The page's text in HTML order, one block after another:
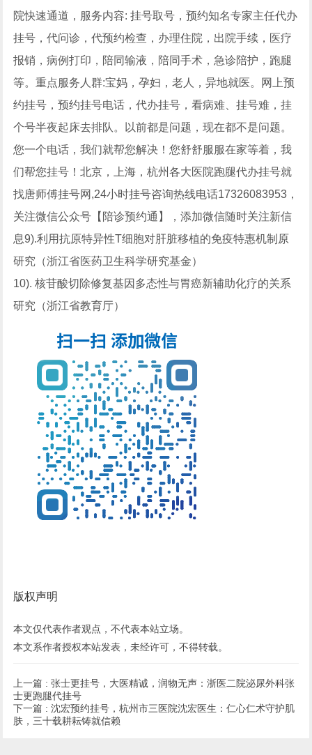
院快速通道，服务内容: 挂号取号，预约知名专家主任代办
挂号，代问诊，代预约检查，办理住院，出院手续，医疗
报销，病例打印，陪同输液，陪同手术，急诊陪护，跑腿
等。重点服务人群:宝妈，孕妇，老人，异地就医。网上预
约挂号，预约挂号电话，代办挂号，看病难、挂号难，挂
个号半夜起床去排队。以前都是问题，现在都不是问题。
您一个电话，我们就帮您解决！您舒舒服服在家等着，我
们帮您挂号！北京，上海，杭州各大医院跑腿代办挂号就
找唐师傅挂号网,24小时挂号咨询热线电话17326083953，
关注微信公众号【陪诊预约通】，添加微信随时关注新信
息9).利用抗原特异性T细胞对肝脏移植的免疫特惠机制原
研究（浙江省医药卫生科学研究基金）
10). 核苷酸切除修复基因多态性与胃癌新辅助化疗的关系
研究（浙江省教育厅）
版权声明
本文仅代表作者观点，不代表本站立场。
本文系作者授权本站发表，未经许可，不得转载。
上一篇 : 张士更挂号，大医精诚，润物无声：浙医二院泌尿外科张
士更跑腿代挂号
下一篇 : 沈宏预约挂号，杭州市三医院沈宏医生：仁心仁术守护肌
肤，三十载耕耘铸就信赖